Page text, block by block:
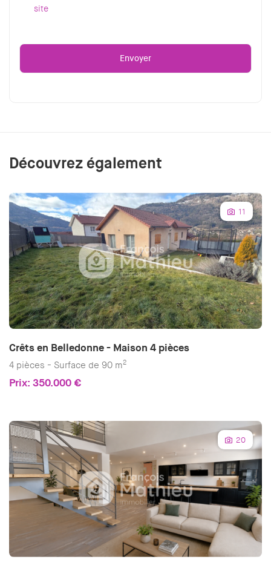
site
Découvrez également
11
Crêts en Belledonne - Maison 4 pièces
4 pièces - Surface de 90 m2
Prix: 350.000 €
20